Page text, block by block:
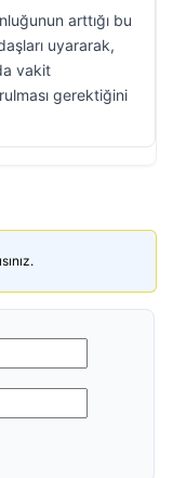
arttığı bu
uyararak,
vakit
gerektiğini